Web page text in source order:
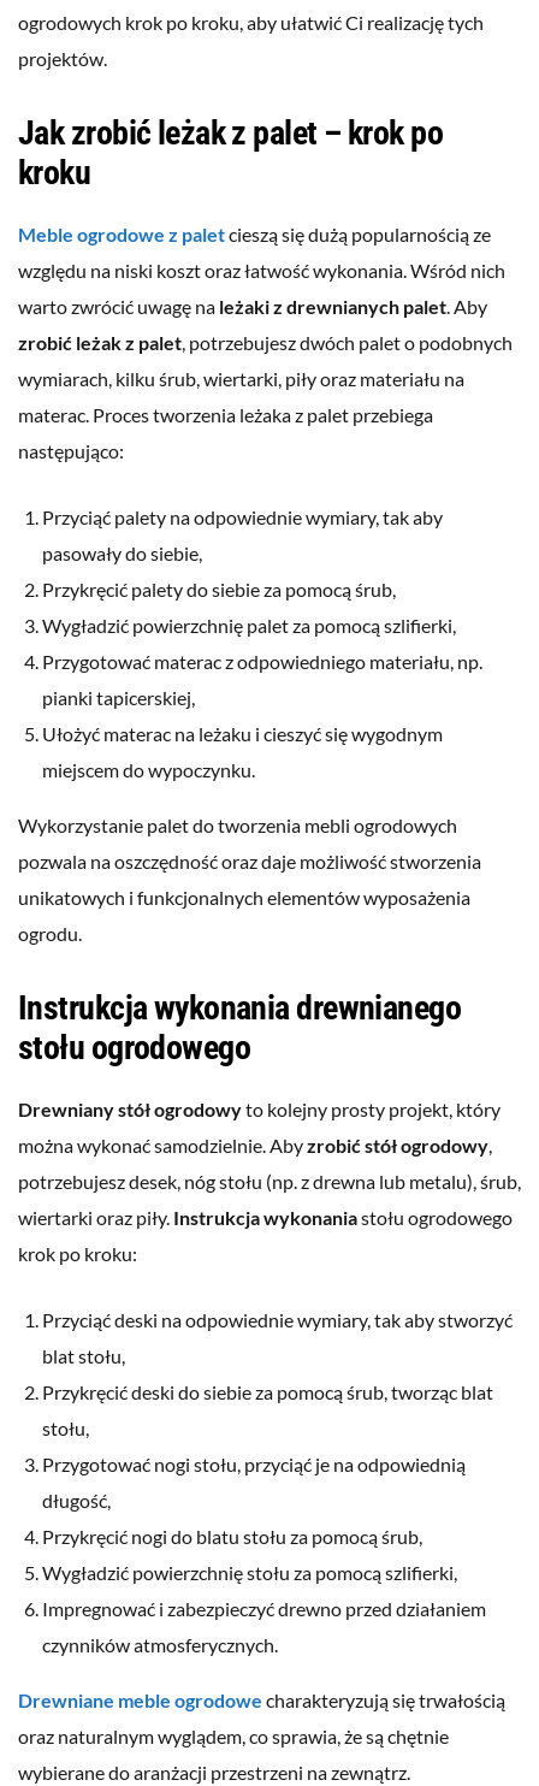
ogrodowych krok po kroku, aby ułatwić Ci realizację tych
projektów.
Jak zrobić leżak z palet – krok po
kroku
Meble ogrodowe z paletcieszą się dużą popularnością ze
względu na niski koszt oraz łatwość wykonania. Wśród nich
warto zwrócić uwagę na leżaki z drewnianych palet. Aby
zrobić leżak z palet, potrzebujesz dwóch palet o podobnych
wymiarach, kilku śrub, wiertarki, piły oraz materiału na
materac. Proces tworzenia leżaka z palet przebiega
następująco:
Przyciąć palety na odpowiednie wymiary, tak aby
pasowały do siebie,
Przykręcić palety do siebie za pomocą śrub,
Wygładzić powierzchnię palet za pomocą szlifierki,
Przygotować materac z odpowiedniego materiału, np.
pianki tapicerskiej,
Ułożyć materac na leżaku i cieszyć się wygodnym
miejscem do wypoczynku.
Wykorzystanie palet do tworzenia mebli ogrodowych
pozwala na oszczędność oraz daje możliwość stworzenia
unikatowych i funkcjonalnych elementów wyposażenia
ogrodu.
Instrukcja wykonania drewnianego
stołu ogrodowego
Drewniany stół ogrodowyto kolejny prosty projekt, który
można wykonać samodzielnie. Abyzrobić stół ogrodowy,
potrzebujesz desek, nóg stołu (np. z drewna lub metalu), śrub,
wiertarki oraz piły. Instrukcja wykonaniastołu ogrodowego
krok po kroku:
Przyciąć deski na odpowiednie wymiary, tak aby stworzyć
blat stołu,
Przykręcić deski do siebie za pomocą śrub, tworząc blat
stołu,
Przygotować nogi stołu, przyciąć je na odpowiednią
długość,
Przykręcić nogi do blatu stołu za pomocą śrub,
Wygładzić powierzchnię stołu za pomocą szlifierki,
Impregnować i zabezpieczyć drewno przed działaniem
czynników atmosferycznych.
Drewniane meble ogrodowe charakteryzują się trwałością
oraz naturalnym wyglądem, co sprawia, że są chętnie
wybierane do aranżacji przestrzeni na zewnątrz.